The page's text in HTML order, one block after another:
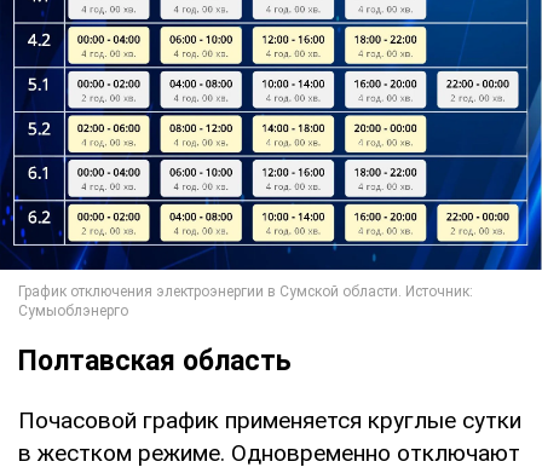
Полтавская область
Почасовой график применяется круглые сутки
в жестком режиме. Одновременно отключают